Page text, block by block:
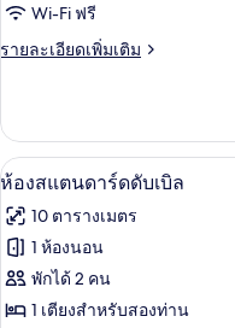
อี
โค
มี
ซิงเกิล
Wi-Fi ฟรี
รายละเอียดเพิ่มเติม
ราย
เกี่ยว
กับ
ห้อง
โค
โน
มี
ซิงเกิล
เปิด
ภาพถ่าย
ทั้งหมด
ของ
ห้อง
8
ห้องสแตนดาร์ดดับเบิล
10 ตารางเมตร
1 ห้องนอน
พักได้ 2 คน
1 เตียงสำหรับสองท่าน